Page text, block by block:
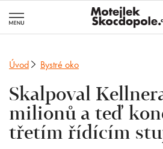
Úvod Bystré oko
Skalpoval
milionů a teď
třetím řídícím